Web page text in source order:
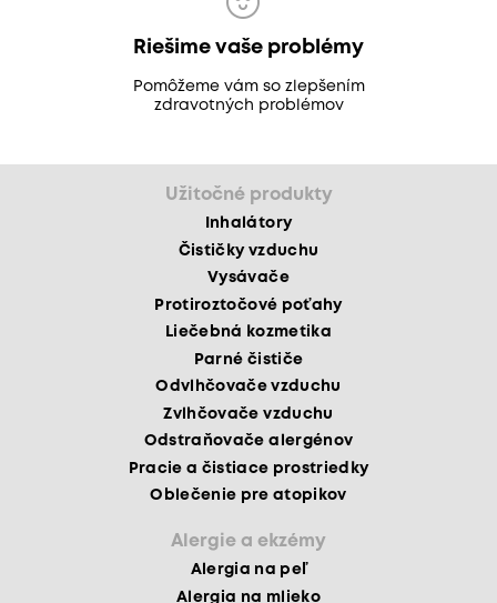
Riešime vaše problémy
Pomôžeme vám so zlepšením
zdravotných problémov
Užitočné produkty
Inhalátory
Čističky vzduchu
Vysávače
Protiroztočové poťahy
Liečebná kozmetika
Parné čističe
Odvlhčovače vzduchu
Zvlhčovače vzduchu
Odstraňovače alergénov
Pracie a čistiace prostriedky
Oblečenie pre atopikov
Alergie a ekzémy
Alergia na peľ
Alergia na mlieko